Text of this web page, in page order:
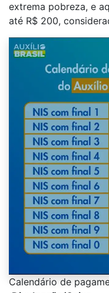
extrema pobreza, e
até R$ 200,
Calendário de